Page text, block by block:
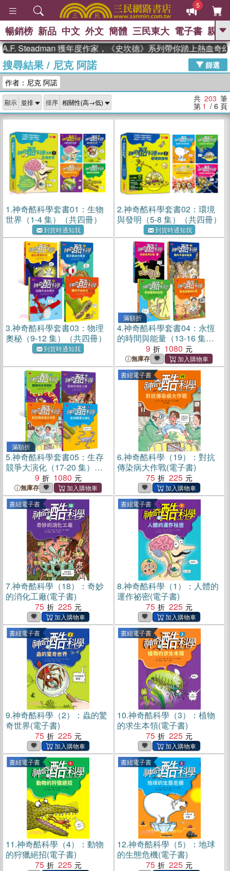
5
GO
高希均教授回憶錄
、 The Odyssey 、 父親節 、 如果歷
獎 臺灣漫遊錄 、 方念華 、 台灣的李
登輝時代
數學女孩：黎曼猜想 、
偉大的迷走神經
暢銷榜 新品 中文 外文 簡體 三民東大 電子書 親子
獲年度作家，《史坎德》系列帶你踏上熱血奇幻旅程
搜尋結果/ 尼克 阿諾
篩選
作者：尼克 阿諾
顯示 排序 共 203 筆
第 1 / 6 頁
1.神奇酷科學套書01：生物
世界（1-4 集）（共四冊）
到貨時通知我
2.神奇酷科學套書02：環境
與發明（5-8 集）（共四冊）
到貨時通知我
3.神奇酷科學套書03：物理
奧秘（9-12 集）（共四冊）
到貨時通知我
滿額折
4.神奇酷科學套書04：永恆
的時間與能量（13-16 集）
（共四冊）
9 1080
無庫存
滿額折
5.神奇酷科學套書05：生存
競爭大演化（17-20 集）
（共四冊）
9 1080
無庫存
書紐電子書
6.神奇酷科學（19）：對抗
傳染病大作戰(電子書)
75
225
書紐電子書
7.神奇酷科學（18）：奇妙
的消化工廠(電子書)
75
225
書紐電子書
8.神奇酷科學（1）：人體的
運作祕密(電子書)
75
225
書紐電子書
9.神奇酷科學（2）：蟲的驚
奇世界(電子書)
75
225
書紐電子書
10.神奇酷科學（3）：植物
的求生本領(電子書)
75
225
書紐電子書
11.神奇酷科學（4）：動物
的狩獵絕招(電子書)
75
225
書紐電子書
12.神奇酷科學（5）：地球
的生態危機(電子書)
75
225